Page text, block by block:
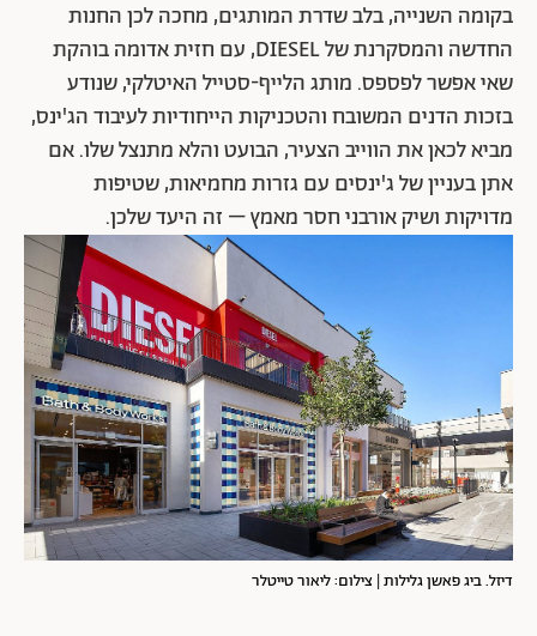
בקומה השנייה, בלב שדרת המותגים, מחכה לכן החנות
החדשה והמסקרנת של DIESEL, עם חזית אדומה בוהקת
שאי אפשר לפספס. מותג הלייף-סטייל האיטלקי, שנודע
בזכות הדנים המשובח והטכניקות הייחודיות לעיבוד הג'ינס,
מביא לכאן את הווייב הצעיר, הבועט והלא מתנצל שלו. אם
אתן בעניין של ג'ינסים עם גזרות מחמיאות, שטיפות
מדויקות ושיק אורבני חסר מאמץ – זה היעד שלכן.
דיזל. ביג פאשן גלילות | צילום: ליאור טייטלר